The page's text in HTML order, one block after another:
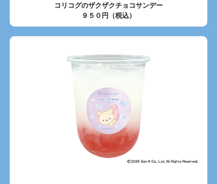
コリコグのザクザクチョコサンデー
９５０円（税込）